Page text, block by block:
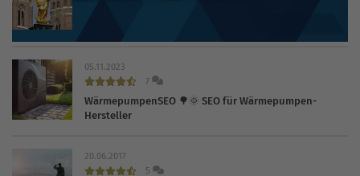
05.11.2023
7
WärmepumpenSEO 🌳🌞 SEO für Wärmepumpen-
Hersteller
20.06.2017
5